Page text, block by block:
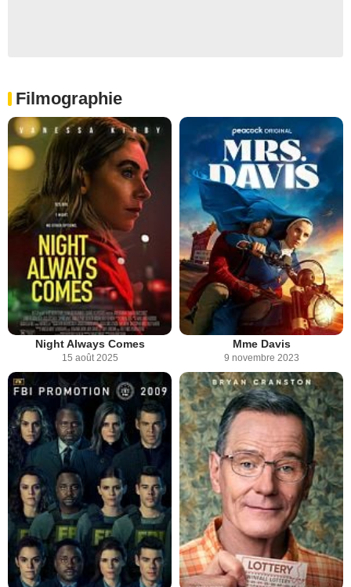
Filmographie
Night Always Comes
15 août 2025
Mme Davis
9 novembre 2023